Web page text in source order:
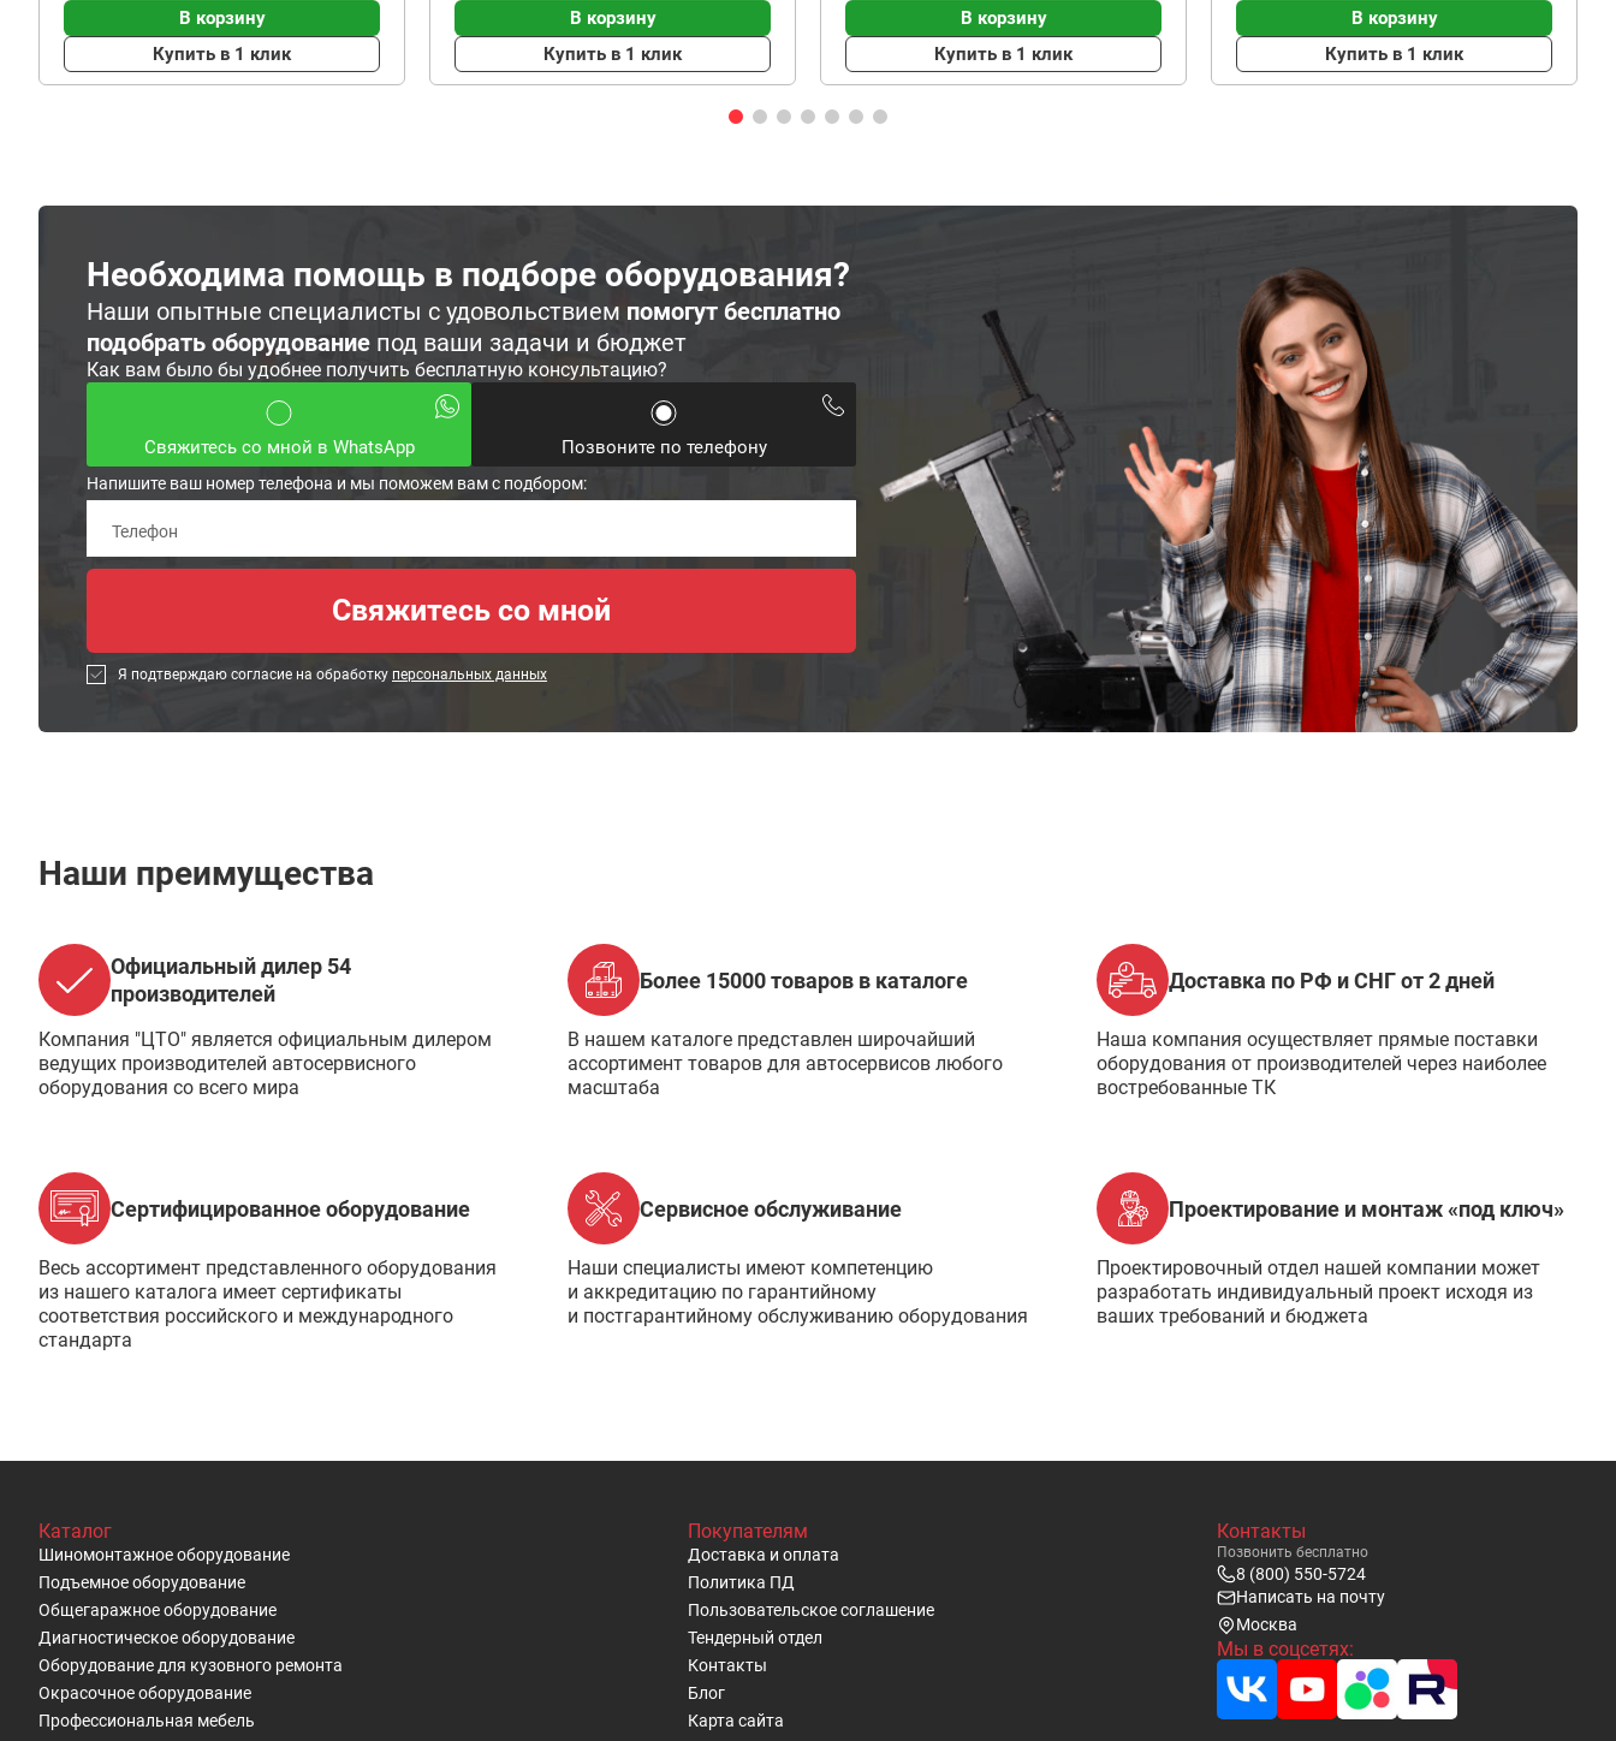
В корзину
Купить в 1 клик
В корзину
Купить в 1 клик
В корзину
Купить в 1 клик
В корзину
Купить в 1 клик
Необходима помощь в подборе оборудования?
Наши опытные специалисты с удовольствием помогут бесплатно
подобрать оборудование под ваши задачи и бюджет
Как вам было бы удобнее получить бесплатную консультацию?
Свяжитесь со мной в WhatsApp Позвоните по телефону
Напишите ваш номер телефона и мы поможем вам с подбором:
Я подтверждаю согласие на обработку персональных данных
Наши преимущества
Официальный дилер 54
производителей
Компания "ЦТО" является официальным дилером
ведущих производителей автосервисного
оборудования со всего мира
Более 15000 товаров в каталоге
В нашем каталоге представлен широчайший
ассортимент товаров для автосервисов любого
масштаба
Доставка по РФ и СНГ от 2 дней
Наша компания осуществляет прямые поставки
оборудования от производителей через наиболее
востребованные ТК
Сертифицированное оборудование
Весь ассортимент представленного оборудования
из нашего каталога имеет сертификаты
соответствия российского и международного
стандарта
Сервисное обслуживание
Наши специалисты имеют компетенцию
и аккредитацию по гарантийному
и постгарантийному обслуживанию оборудования
Проектирование и монтаж «под ключ»
Проектировочный отдел нашей компании может
разработать индивидуальный проект исходя из
ваших требований и бюджета
Каталог
Шиномонтажное оборудование
Подъемное оборудование
Общегаражное оборудование
Диагностическое оборудование
Оборудование для кузовного ремонта
Окрасочное оборудование
Профессиональная мебель
Покупателям
Доставка и оплата
Политика ПД
Пользовательское cоглашение
Тендерный отдел
Контакты
Блог
Карта сайта
Контакты
Позвонить бесплатно
8 (800) 550-5724
Написать на почту
Москва
Мы в соцсетях: